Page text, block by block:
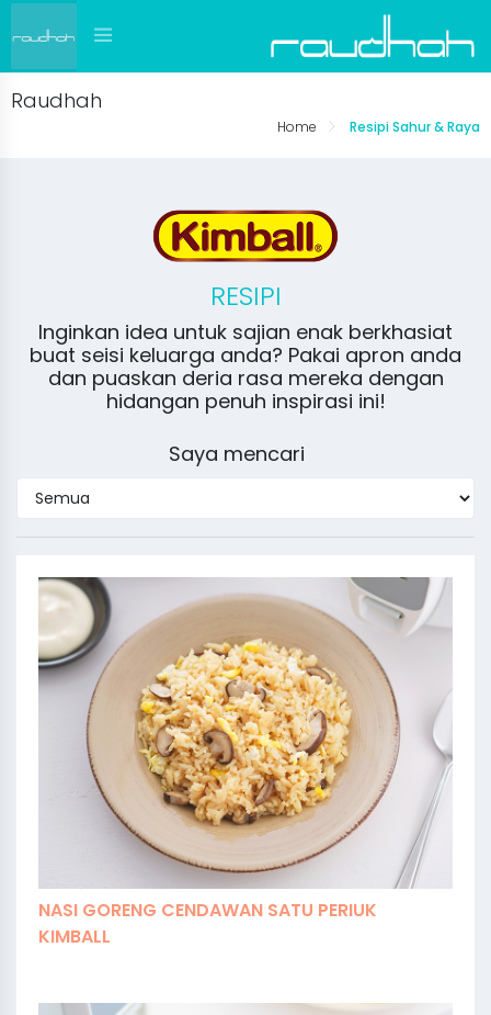
Raudhah
Home Resipi Sahur & Raya
RESIPI
Inginkan idea untuk sajian enak berkhasiat
buat seisi keluarga anda? Pakai apron anda
dan puaskan deria rasa mereka dengan
hidangan penuh inspirasi ini!
Saya mencari
NASI GORENG CENDAWAN SATU PERIUK
KIMBALL